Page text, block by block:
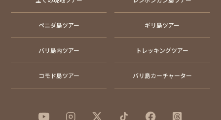
ペニダ島ツアー ギリ島ツアー
バリ島内ツアー トレッキングツアー
コモド島ツアー バリ島カーチャーター